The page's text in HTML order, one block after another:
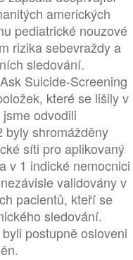
amerických
pediatrické nouzové
rizika sebevraždy a
sledování.
Suicide-Screening
které se lišily v
odvodili
byly shromážděny
síti pro aplikovaný
v 1 indické nemocnici
validovány v
pacientů, kteří se
sledování.
postupně osloveni